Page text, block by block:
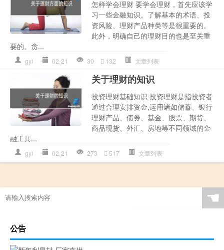
怎样学会理财 要学会理财，首先应该学
习一些金融知识。了解基本的术语、投
资风险、理财产品种类等是很重要的。
此外，明确自己的理财目的也是至关重
要的。贪...
gyl 02-21 30 132 文章列表
关于理财的知识
投资理财基础知识 投资理财是指投资者
通过合理安排资金,运用诸如储蓄、银行
理财产品、债券、基金、股票、期货、
商品现货、外汇、房地等不同领域的金
融工具...
gyl 02-21 273 517 文章列表
☚
公告